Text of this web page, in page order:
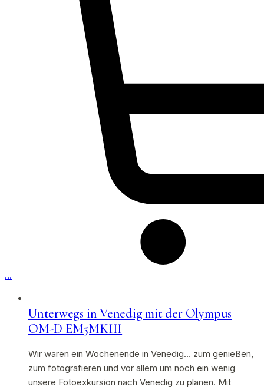
…
Unterwegs in Venedig mit der Olympus
OM-D EM5MKIII
Wir waren ein Wochenende in Venedig… zum genießen,
zum fotografieren und vor allem um noch ein wenig
unsere Fotoexkursion nach Venedig zu planen. Mit